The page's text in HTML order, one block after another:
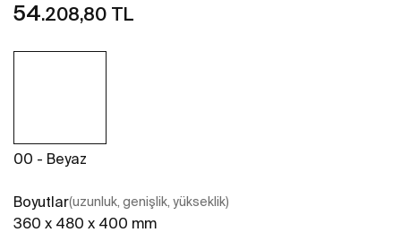
54.208,80 TL
00 - Beyaz
Boyutlar(uzunluk, genişlik, yükseklik)
360 x 480 x 400 mm